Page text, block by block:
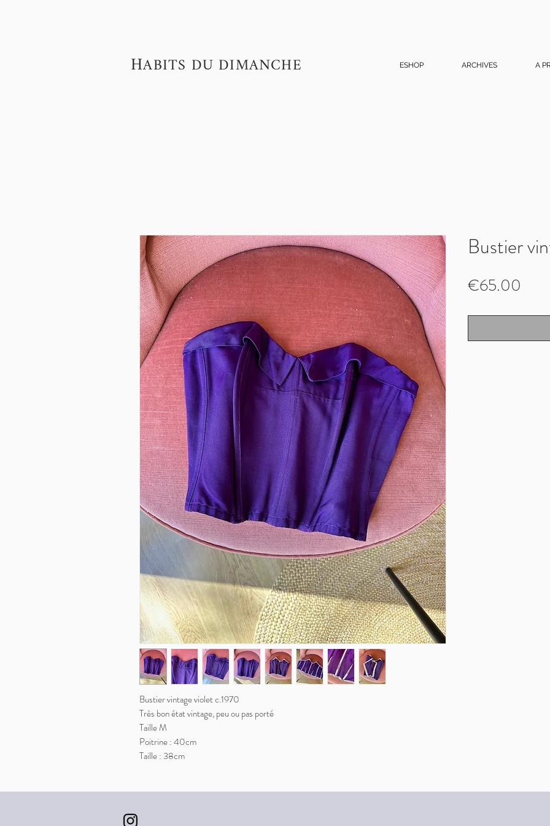
HABITS DU DIMANCHE ESHOP ARCHIVES A
Bustier vintage violet c.1970
Très bon état vintage, peu ou pas porté
Taille M
Poitrine : 40cm
Taille : 38cm
Bustier
€65.00